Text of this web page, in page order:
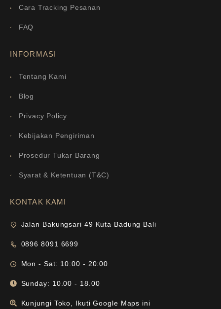
Cara Tracking Pesanan
FAQ
INFORMASI
Tentang Kami
Blog
Privacy Policy
Kebijakan Pengiriman
Prosedur Tukar Barang
Syarat & Ketentuan (T&C)
KONTAK KAMI
Jalan Bakungsari 49 Kuta Badung Bali
0896 8091 6699
Mon - Sat: 10:00 - 20:00
Sunday: 10.00 - 18.00
Kunjungi Toko, Ikuti Google Maps ini